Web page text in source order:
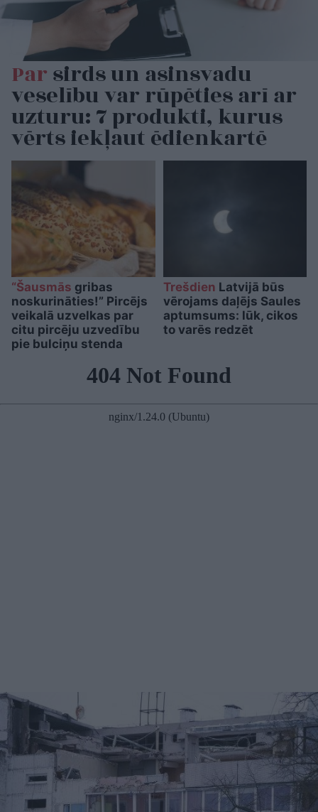
Parsirds un asinsvadu
veselību var rūpēties arī ar
uzturu: 7 produkti, kurus
vērts iekļaut ēdienkartē
“Šausmās gribas
noskurināties!” Pircējs
veikalā uzvelkas par
citu pircēju uzvedību
pie bulciņu stenda
Trešdien Latvijā būs
vērojams daļējs Saules
aptumsums: lūk, cikos
to varēs redzēt